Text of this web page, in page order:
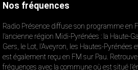
Nos fréquences
Radio Présence diffuse son programme en
l’ancienne région Midi-Pyrénées : la Haute-
Gers, le Lot, l’Aveyron, les Hautes-Pyrénées
est également reçu en FM sur Pau.
fréquences avec la commune où est situé